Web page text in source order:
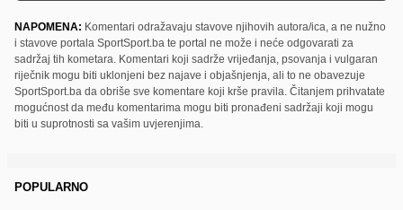
NAPOMENA: Komentari odražavaju stavove njihovih autora/ica, a ne nužno
i stavove portala SportSport.ba te portal ne može i neće odgovarati za
sadržaj tih kometara. Komentari koji sadrže vrijeđanja, psovanja i vulgaran
riječnik mogu biti uklonjeni bez najave i objašnjenja, ali to ne obavezuje
SportSport.ba da obriše sve komentare koji krše pravila. Čitanjem prihvatate
mogućnost da među komentarima mogu biti pronađeni sadržaji koji mogu
biti u suprotnosti sa vašim uvjerenjima.
POPULARNO